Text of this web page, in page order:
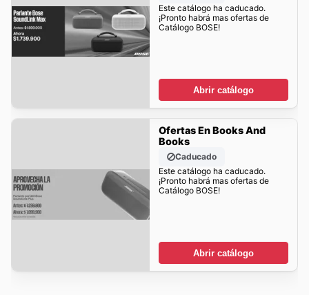
Este catálogo ha caducado.
¡Pronto habrá mas ofertas de
Catálogo BOSE!
Abrir catálogo
Ofertas En Books And
Books
Caducado
Este catálogo ha caducado.
¡Pronto habrá mas ofertas de
Catálogo BOSE!
Abrir catálogo